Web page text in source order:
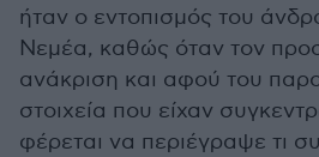
ήταν ο εντοπισμός του
Νεμέα, καθώς όταν τον
ανάκριση και αφού του
στοιχεία που είχαν
φέρεται να περιέγραψε τι